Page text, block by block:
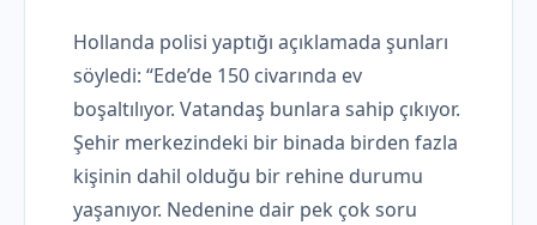
Hollanda polisi yaptığı açıklamada şunları
söyledi: “Ede’de 150 civarında ev
boşaltılıyor. Vatandaş bunlara sahip çıkıyor.
Şehir merkezindeki bir binada birden fazla
kişinin dahil olduğu bir rehine durumu
yaşanıyor. Nedenine dair pek çok soru